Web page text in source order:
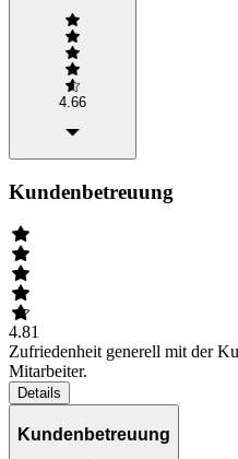
4.66
Kundenbetreuung
4.81
Zufriedenheit generell mit der
Mitarbeiter.
Details
Kundenbetreuung